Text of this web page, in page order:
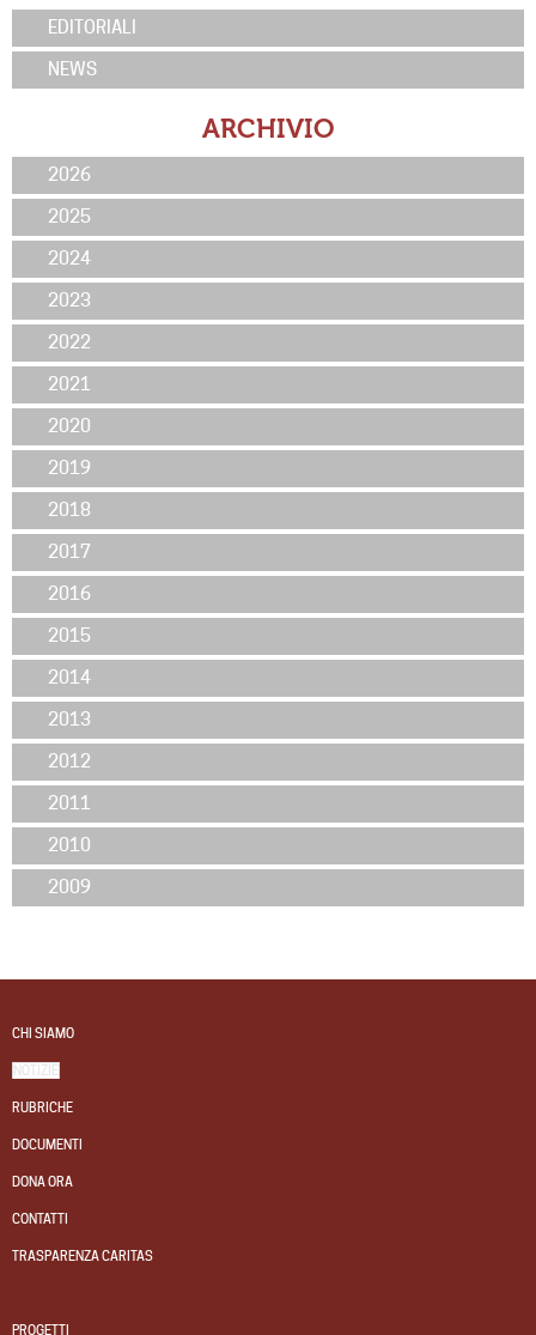
EDITORIALI
NEWS
ARCHIVIO
2026
2025
2024
2023
2022
2021
2020
2019
2018
2017
2016
2015
2014
2013
2012
2011
2010
2009
CHI SIAMO
NOTIZIE
RUBRICHE
DOCUMENTI
DONA ORA
CONTATTI
TRASPARENZA CARITAS
PROGETTI